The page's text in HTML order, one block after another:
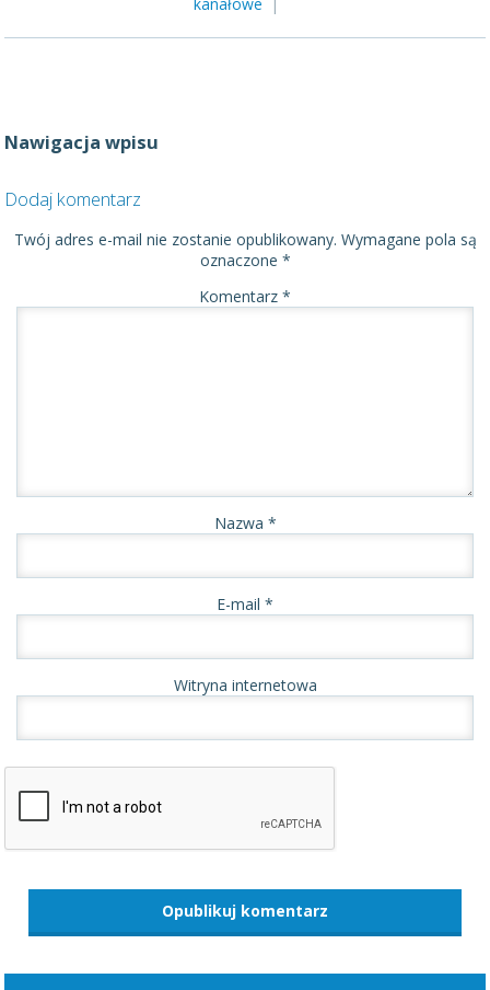
Nawigacja wpisu
Dodaj komentarz
Twój adres e-mail nie zostanie opublikowany. Wymagane pola są
oznaczone *
Komentarz *
Nazwa *
E-mail *
Witryna internetowa